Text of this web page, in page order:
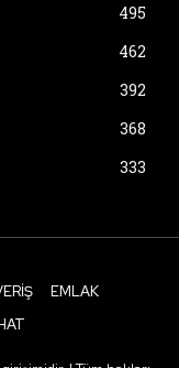
495
462
392
368
333
EMLAK